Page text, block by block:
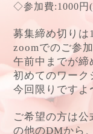
◇参加費:1000 円 (
募集締め切りは
zoomでのご参
午前中までが締
初めてのワーク
今回限りですよ
ご希望の方は公
の他のDMから